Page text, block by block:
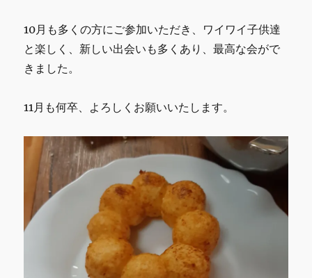
う
ざ
い
た。
10月も多くの方にご参加いただき、ワイワイ子供達
と楽しく、新しい出会いも多くあり、最高な会がで
きました。
11月も何卒、よろしくお願いいたします。